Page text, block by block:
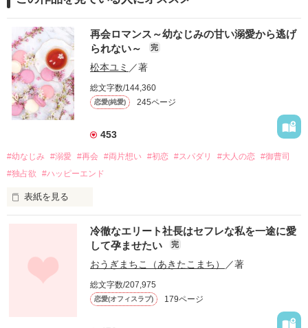
再会ロマンス～幼なじみの甘い溺愛から逃げ
られない～
完
松本ユミ ／著
総文字数/144,360
恋愛(純愛) 245ページ
453
#幼なじみ #溺愛 #再会 #両片想い #初恋 #スパダリ #大人の恋 #御曹司
#独占欲
#ハッピーエンド
表紙を見る
幼なじみの哲平に淡い恋心を抱いていた美桜。
しかし、ある出来事をきっかけに二人の関係は壊れてしまう。
関係修復もできないまま、美桜は両親の離婚によって
引っ越すことになり、哲平とも離れ離れになった。
冷徹なエリート社長はセフレな私を一途に愛
して孕ませたい
完
おうぎまちこ（あきたこまち） ／著
総文字数/207,975
恋愛(オフィスラブ) 179ページ